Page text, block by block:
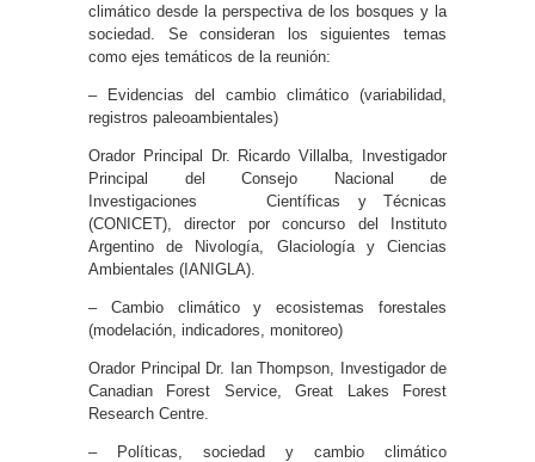
climático desde la perspectiva de los bosques y la
sociedad. Se consideran los siguientes temas
como ejes temáticos de la reunión:
– Evidencias del cambio climático (variabilidad,
registros paleoambientales)
Orador Principal Dr. Ricardo Villalba, Investigador
Principal del Consejo Nacional de
Investigaciones Científicas y Técnicas
(CONICET), director por concurso del Instituto
Argentino de Nivología, Glaciología y Ciencias
Ambientales (IANIGLA).
– Cambio climático y ecosistemas forestales
(modelación, indicadores, monitoreo)
Orador Principal Dr. Ian Thompson, Investigador de
Canadian Forest Service, Great Lakes Forest
Research Centre.
– Políticas, sociedad y cambio climático